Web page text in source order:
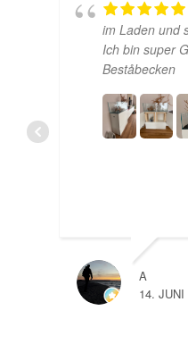
im Laden und
Ich bin super
Beståbecken
A
14. JUNI